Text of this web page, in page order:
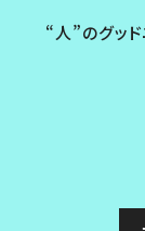
“人”のグッ